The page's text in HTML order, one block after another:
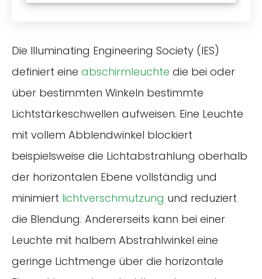
Die Illuminating Engineering Society (IES)
definiert eine abschirmleuchte die bei oder
über bestimmten Winkeln bestimmte
Lichtstärkeschwellen aufweisen. Eine Leuchte
mit vollem Abblendwinkel blockiert
beispielsweise die Lichtabstrahlung oberhalb
der horizontalen Ebene vollständig und
minimiert lichtverschmutzung und reduziert
die Blendung. Andererseits kann bei einer
Leuchte mit halbem Abstrahlwinkel eine
geringe Lichtmenge über die horizontale